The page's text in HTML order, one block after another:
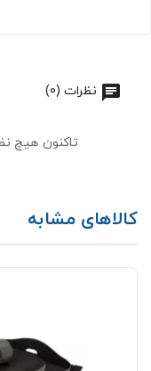
نظرات (0)
تاکنون هیچ
کالاهای مشابه